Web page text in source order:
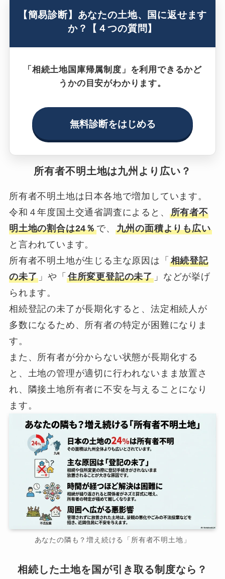
【簡易診断】あなたの土地、国に返せます
か？【４つの質問】
「相続土地国庫帰属制度」を利用できるかど
うかの目安がわかります。
無料診断をはじめる
所有者不明土地は九州より広い？
所有者不明土地は日本各地で増加しています。
令和４年度国土交通省調査によると、 所有者不
明土地の割合は24％で、 九州の面積よりも広い
と言われています。
所有者不明土地が生じる主な原因は「 相続登記
の未了 」や「 住所変更登記の未了 」などが挙げ
られます。
相続登記の未了が長期化すると、法定相続人が
多数になるため、所有者の特定が困難になりま
す。
また、所有者が分からない状態が長期化する
と、土地の管理が適切に行われないまま放置さ
れ、隣接土地所有者に不安を与えることになり
ます。
あなたの隣も？増え続ける「所有者不明土地」
相続した土地を国が引き取る制度なら？